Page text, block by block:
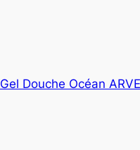
Gel Douche Océan